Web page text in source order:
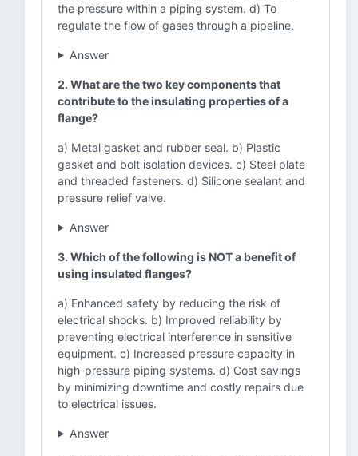
the pressure within a piping system. d) To
regulate the flow of gases through a pipeline.
Answer
2. What are the two key components that
contribute to the insulating properties of a
flange?
a) Metal gasket and rubber seal. b) Plastic
gasket and bolt isolation devices. c) Steel plate
and threaded fasteners. d) Silicone sealant and
pressure relief valve.
Answer
3. Which of the following is NOT a benefit of
using insulated flanges?
a) Enhanced safety by reducing the risk of
electrical shocks. b) Improved reliability by
preventing electrical interference in sensitive
equipment. c) Increased pressure capacity in
high-pressure piping systems. d) Cost savings
by minimizing downtime and costly repairs due
to electrical issues.
Answer